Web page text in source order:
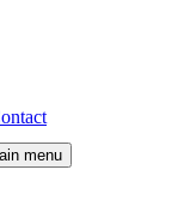
menu